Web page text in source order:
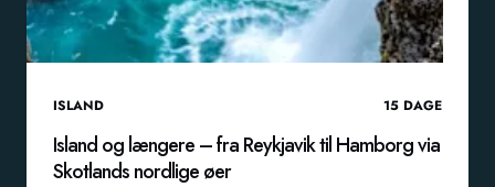
ISLAND 15 DAGE
Island og længere – fra Reykjavik til Hamborg via
Skotlands nordlige øer